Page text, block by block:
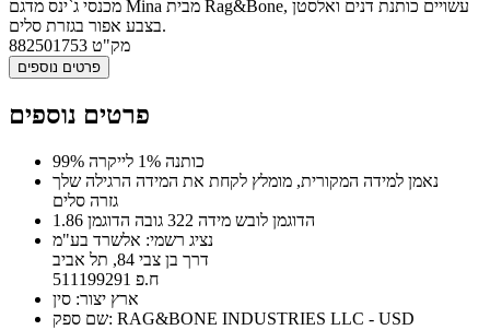
מכנסי ג`ינס מדגם Mina מבית Rag&Bone, עשויים כותנת דנים ואלסטן
בצבע אפור בגזרת סלים.
מק"ט 882501753
פרטים נוספים
פרטים נוספים
99% כותנה 1% לייקרה
נאמן למידה המקורית, מומלץ לקחת את המידה הרגילה שלך
גזרה סלים
הדוגמן לובש מידה 322 גובה הדוגמן 1.86
נציג רשמי: אלשרד בע"מ
דרך בן צבי 84, תל אביב
ח.פ 511199291
ארץ יצור: סין
שם ספק: RAG&BONE INDUSTRIES LLC - USD